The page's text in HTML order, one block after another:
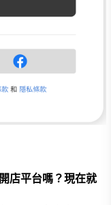
店平台嗎？現在就